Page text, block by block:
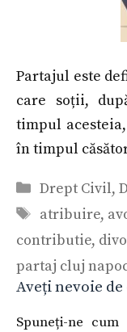
Partajul este
care soții,
timpul
în timpul
Categorii
Drept Civil,
Etichete
atribuire,
contributie,
partaj cluj
Aveți nevoie
Spuneți-ne